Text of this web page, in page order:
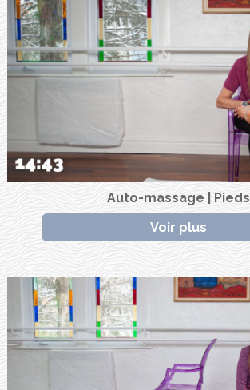
Auto-massage | Pieds
Voir plus